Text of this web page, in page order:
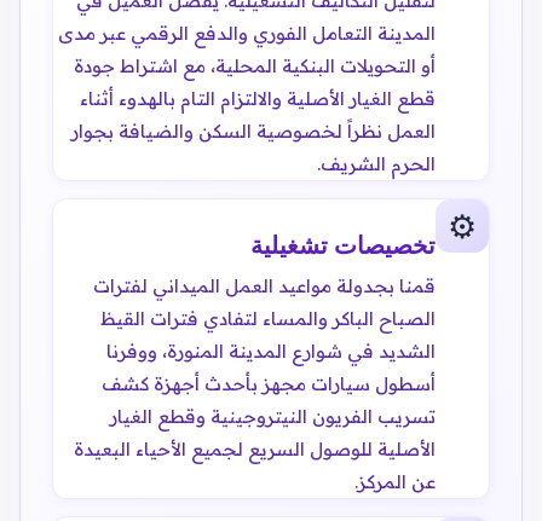
المدينة التعامل الفوري والدفع الرقمي عبر مدى
أو التحويلات البنكية المحلية، مع اشتراط جودة
قطع الغيار الأصلية والالتزام التام بالهدوء أثناء
العمل نظراً لخصوصية السكن والضيافة بجوار
الحرم الشريف.
⚙️ تخصيصات تشغيلية
قمنا بجدولة مواعيد العمل الميداني لفترات
الصباح الباكر والمساء لتفادي فترات القيظ
الشديد في شوارع المدينة المنورة، ووفرنا
أسطول سيارات مجهز بأحدث أجهزة كشف
تسريب الفريون النيتروجينية وقطع الغيار
الأصلية للوصول السريع لجميع الأحياء البعيدة
عن المركز.